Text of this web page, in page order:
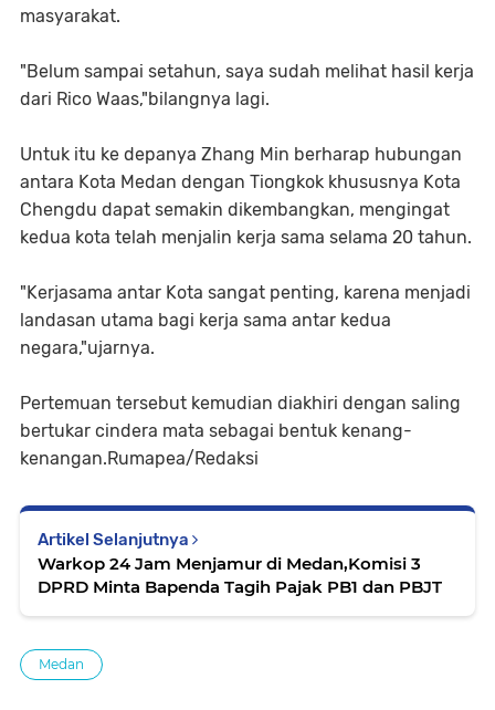
masyarakat.
"Belum sampai setahun, saya sudah melihat hasil kerja
dari Rico Waas,"bilangnya lagi.
Untuk itu ke depanya Zhang Min berharap hubungan
antara Kota Medan dengan Tiongkok khususnya Kota
Chengdu dapat semakin dikembangkan, mengingat
kedua kota telah menjalin kerja sama selama 20 tahun.
"Kerjasama antar Kota sangat penting, karena menjadi
landasan utama bagi kerja sama antar kedua
negara,"ujarnya.
Pertemuan tersebut kemudian diakhiri dengan saling
bertukar cindera mata sebagai bentuk kenang-
kenangan.Rumapea/Redaksi
Artikel Selanjutnya
Warkop 24 Jam Menjamur di Medan,Komisi 3
DPRD Minta Bapenda Tagih Pajak PB1 dan PBJT
Medan